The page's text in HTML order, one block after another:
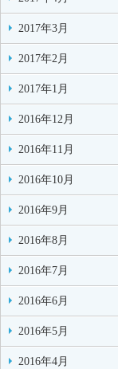
2017年3月
2017年2月
2017年1月
2016年12月
2016年11月
2016年10月
2016年9月
2016年8月
2016年7月
2016年6月
2016年5月
2016年4月